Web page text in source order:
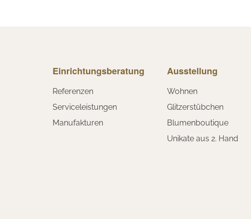
Einrichtungsberatung
Referenzen
Serviceleistungen
Manufakturen
Ausstellung
Wohnen
Glitzerstübchen
Blumenboutique
Unikate aus 2. Hand